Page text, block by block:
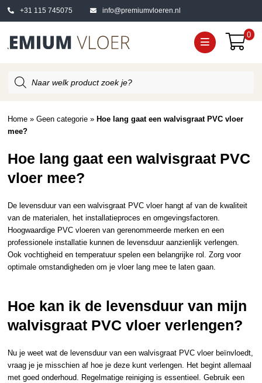
+31 115 745075 info@premiumvloeren.nl
0
zoeken
Home »Geen categorie » Hoe lang gaat een walvisgraat PVC vloer
mee?
Hoe lang gaat een walvisgraat PVC
vloer mee?
De levensduur van een walvisgraat PVC vloer hangt af van de kwaliteit
van de materialen, het installatieproces en omgevingsfactoren.
Hoogwaardige PVC vloeren van gerenommeerde merken en een
professionele installatie kunnen de levensduur aanzienlijk verlengen.
Ook vochtigheid en temperatuur spelen een belangrijke rol. Zorg voor
optimale omstandigheden om je vloer lang mee te laten gaan.
Hoe kan ik de levensduur van mijn
walvisgraat PVC vloer verlengen?
Nu je weet wat de levensduur van een walvisgraat PVC vloer beïnvloedt,
vraag je je misschien af hoe je deze kunt verlengen. Het begint allemaal
met goed onderhoud. Regelmatige reiniging is essentieel. Gebruik een